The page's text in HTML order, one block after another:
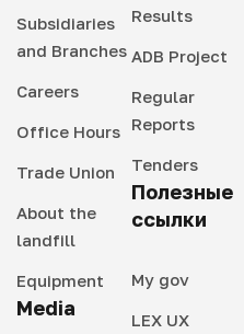
Subsidiaries
and Branches
Careers
Office Hours
Trade Union
About the
landfill
Equipment
Media
Results
ADB Project
Regular
Reports
Tenders
Полезные
ссылки
My gov
LEX UX